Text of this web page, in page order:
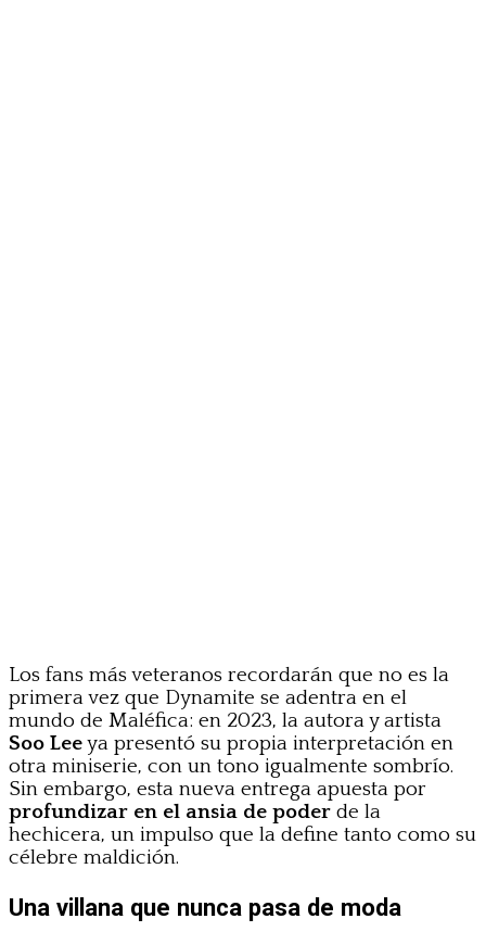
Los fans más veteranos recordarán que no es la
primera vez que Dynamite se adentra en el
mundo de Maléfica: en 2023, la autora y artista
Soo Leeya presentó su propia interpretación en
otra miniserie, con un tono igualmente sombrío.
Sin embargo, esta nueva entrega apuesta por
profundizar en el ansia de poder de la
hechicera, un impulso que la define tanto como su
célebre maldición.
Una villana que nunca pasa de moda